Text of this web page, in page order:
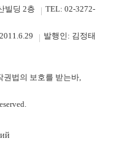
빌딩 2층
TEL: 02-3272-
발행인: 김정태
권법의 보호를 받는바,